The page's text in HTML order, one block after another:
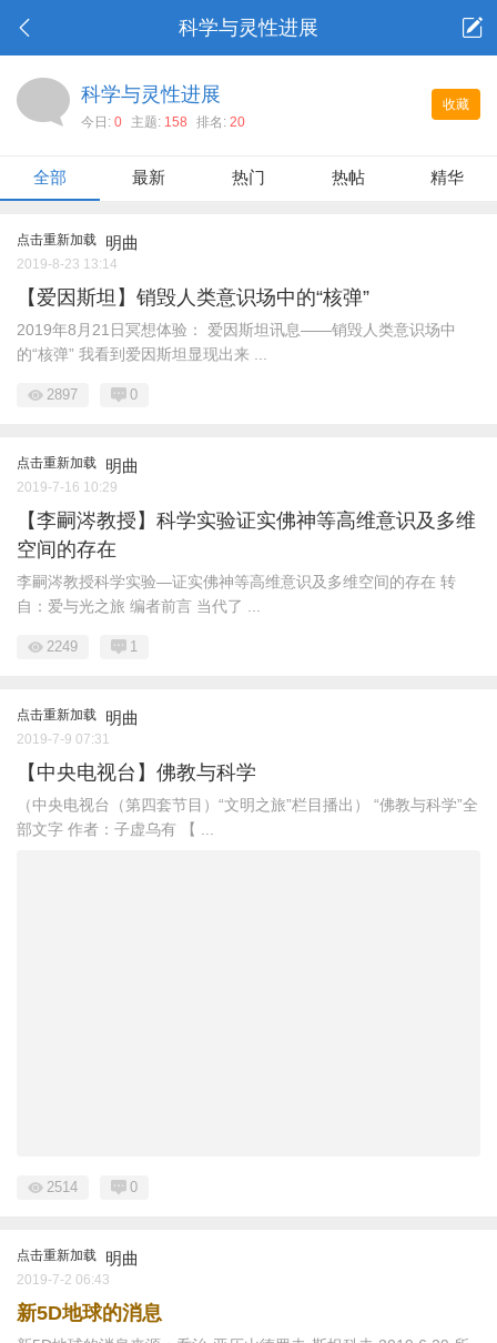
科学与灵性进展
收藏
科学与灵性进展
今日: 0 主题: 158 排名: 20
全部 最新 热门 热帖 精华
点击重新加载 明曲
2019-8-23 13:14
【爱因斯坦】销毁人类意识场中的“核弹”
2019年8月21日冥想体验： 爱因斯坦讯息——销毁人类意识场中
的“核弹” 我看到爱因斯坦显现出来 ...
2897 0
点击重新加载 明曲
2019-7-16 10:29
【李嗣涔教授】科学实验证实佛神等高维意识及多维
空间的存在
李嗣涔教授科学实验—证实佛神等高维意识及多维空间的存在 转
自：爱与光之旅 编者前言 当代了 ...
2249 1
点击重新加载 明曲
2019-7-9 07:31
【中央电视台】佛教与科学
（中央电视台（第四套节目）“文明之旅”栏目播出） “佛教与科学”全
部文字 作者：子虚乌有 【 ...
2514 0
点击重新加载 明曲
2019-7-2 06:43
新5D地球的消息